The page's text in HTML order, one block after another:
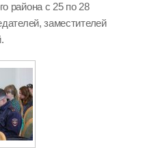
района с 25 по 28
заместителей